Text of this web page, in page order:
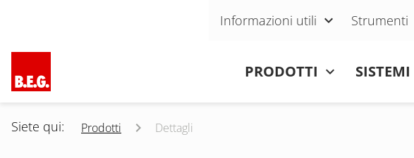
Salta la navigazione
Informazioni utili Strumenti
PRODOTTI SISTEMI
Siete qui: Prodotti Dettagli